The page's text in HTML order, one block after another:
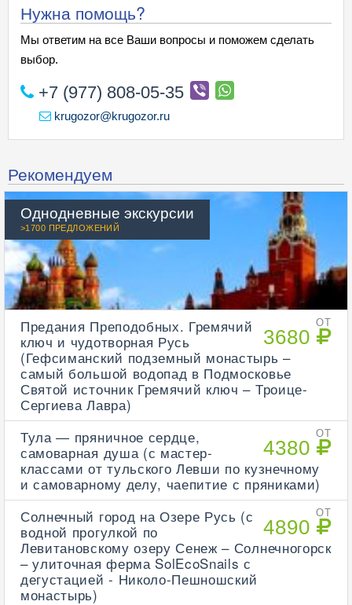
Нужна помощь?
Мы ответим на все Ваши вопросы и поможем сделать
выбор.
+7 (977) 808-05-35
krugozor@krugozor.ru
Рекомендуем
Однодневные экскурсии
>1700 ПРЕДЛОЖЕНИЙ
ОТ
3680
Предания Преподобных. Гремячий
ключ и чудотворная Русь
(Гефсиманский подземный монастырь –
самый большой водопад в Подмосковье
Святой источник Гремячий ключ – Троице-
Сергиева Лавра)
ОТ
4380
Тула — пряничное сердце,
самоварная душа (с мастер-
классами от тульского Левши по кузнечному
и самоварному делу, чаепитие с пряниками)
ОТ
4890
Солнечный город на Озере Русь (с
водной прогулкой по
Левитановскому озеру Сенеж – Солнечногорск
– улиточная ферма SolEcoSnails с
дегустацией - Николо-Пешношский
монастырь)